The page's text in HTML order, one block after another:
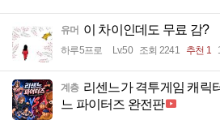
유머 이 차이인데도 무료 감?
하루5프로 Lv.50 조회 2241 추천 1
계층 리센느가 격투게임 캐릭
느 파이터즈 완전판